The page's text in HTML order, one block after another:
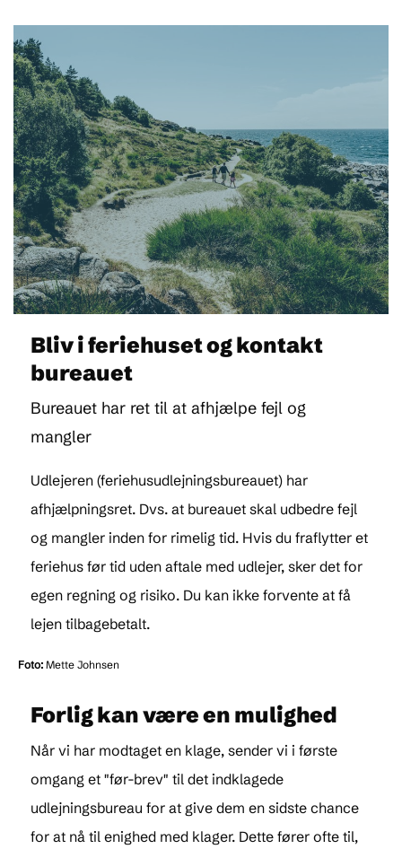
Bliv i feriehuset og kontakt
bureauet
Bureauet har ret til at afhjælpe fejl og
mangler
Udlejeren (feriehusudlejningsbureauet) har
afhjælpningsret. Dvs. at bureauet skal udbedre fejl
og mangler inden for rimelig tid. Hvis du fraflytter et
feriehus før tid uden aftale med udlejer, sker det for
egen regning og risiko. Du kan ikke forvente at få
lejen tilbagebetalt.
Foto: Mette Johnsen
Forlig kan være en mulighed
Når vi har modtaget en klage, sender vi i første
omgang et "før-brev" til det indklagede
udlejningsbureau for at give dem en sidste chance
for at nå til enighed med klager. Dette fører ofte til,